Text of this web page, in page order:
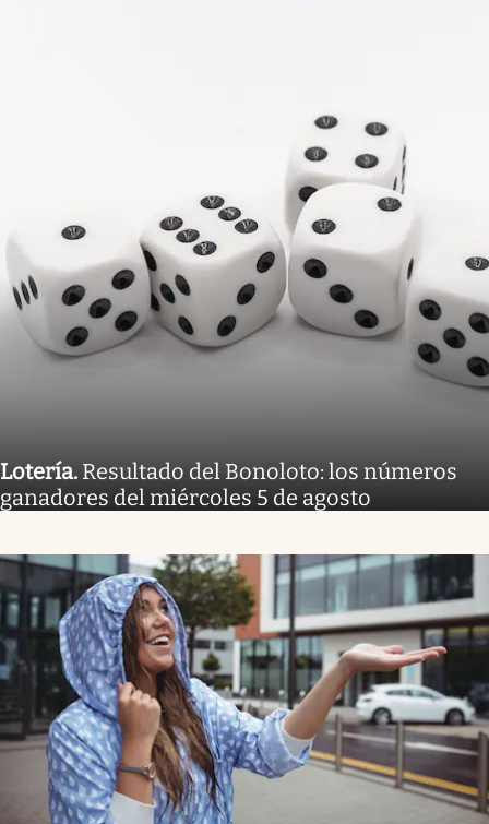
Lotería. Resultado del Bonoloto: los números
ganadores del miércoles 5 de agosto